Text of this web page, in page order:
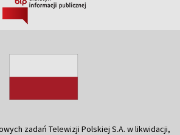
zadań Telewizji Polskiej S.A. w likwidacji,